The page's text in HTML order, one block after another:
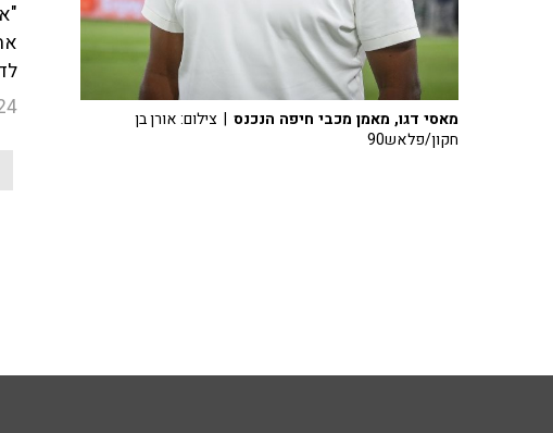
מאסי דגו, מאמן מכבי חיפה הנכנס | צילום: אורן בן
חקון/פלאש90